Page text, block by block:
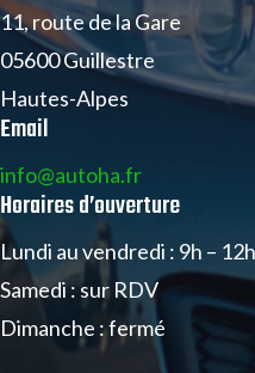
11, route de la Gare
05600 Guillestre
Hautes-Alpes
Email
info@autoha.fr
Horaires d’ouverture
Lundi au vendredi : 9h –
Samedi : sur RDV
Dimanche : fermé